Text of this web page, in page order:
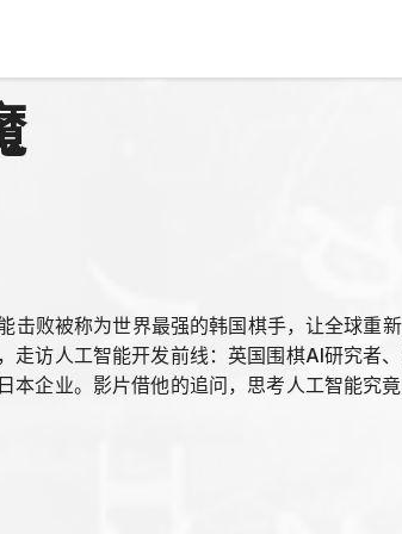
击败被称为世界最强的韩国棋手，让全球重
走访人工智能开发前线：英国围棋AI研究者
本企业。影片借他的追问，思考人工智能究